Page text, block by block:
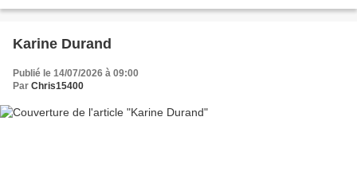
Karine Durand
Publié le 14/07/2026 à 09:00
Par Chris15400